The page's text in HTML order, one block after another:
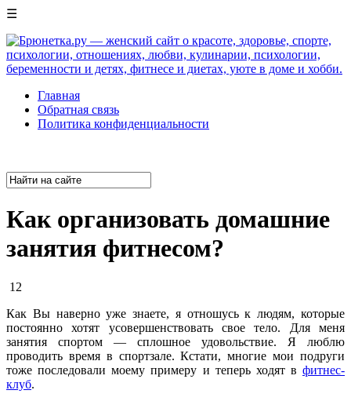
☰
Главная
Обратная связь
Политика конфиденциальности
Как организовать домашние
занятия фитнесом?
12
Как Вы наверно уже знаете, я отношусь к людям, которые
постоянно хотят усовершенствовать свое тело. Для меня
занятия спортом — сплошное удовольствие. Я люблю
проводить время в спортзале. Кстати, многие мои подруги
тоже последовали моему примеру и теперь ходят в фитнес-
клуб.